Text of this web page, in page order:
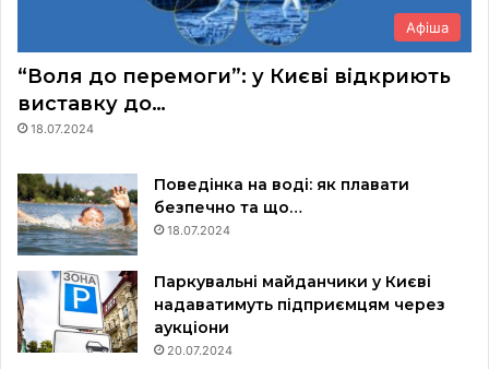
Афіша
“Воля до перемоги”: у Києві відкриють
виставку до…
18.07.2024
Поведінка на воді: як плавати
безпечно та що…
18.07.2024
Паркувальні майданчики у Києві
надаватимуть підприємцям через
аукціони
20.07.2024